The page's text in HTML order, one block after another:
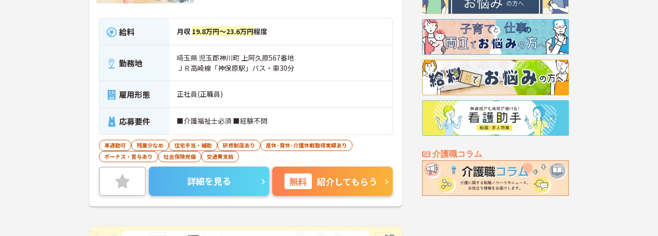
介護職コラム
給料 月収 19.8万円～23.6万円程度
勤務地
埼玉県 児玉郡神川町 上阿久原567番地
ＪＲ高崎線「神保原駅」バス・車30分
雇用形態 正社員(正職員)
応募要件 ■介護福祉士必須 ■経験不問
車通勤可 残業少なめ 住宅手当・補助 研修制度あり
産休･育休･介護休暇取得実績あり
ボーナス・賞与あり
社会保険完備 交通費支給
詳細を見る 無料 紹介してもらう